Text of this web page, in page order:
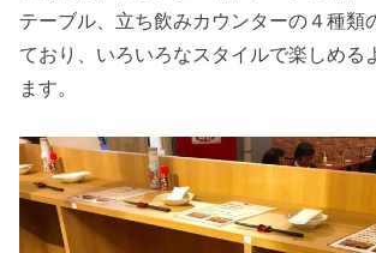
テーブル、立ち飲みカウンターの４種類
ており、いろいろなスタイルで楽しめる
ます。